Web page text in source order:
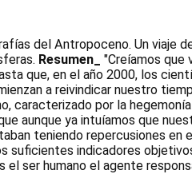
del Antropoceno. Un viaje
Resumen_
"Creíamos que
que, en el año 2000, los
a reivindicar nuestro
caracterizado por la
aunque ya intuíamos que
teniendo repercusiones en
suficientes indicadores
el ser humano el agente